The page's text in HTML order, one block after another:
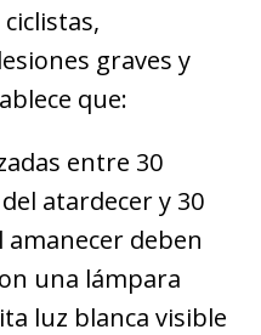
graves y
que:
entre 30
atardecer y 30
deben
una lámpara
luz blanca visible